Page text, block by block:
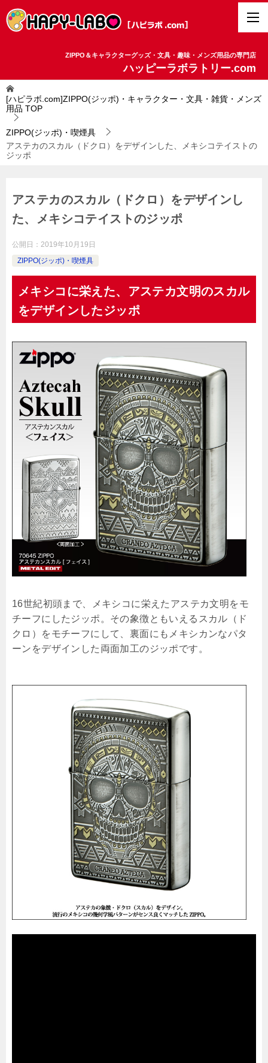
ZIPPO＆キャラクターグッズ・文具・趣味・メンズ用品の専門店
ハッピーラボラトリー.com
[ハピラボ.com]ZIPPO(ジッポ)・キャラクター・文具・雑貨・メンズ
用品 TOP
ZIPPO(ジッポ)・喫煙具
アステカのスカル（ドクロ）をデザインした、メキシコテイストの
ジッポ
アステカのスカル（ドクロ）をデザインし
た、メキシコテイストのジッポ
公開日： 2019年10月19日
ZIPPO(ジッポ)・喫煙具
メキシコに栄えた、アステカ文明のスカル
をデザインしたジッポ
16世紀初頭まで、メキシコに栄えたアステカ文明をモ
チーフにしたジッポ。その象徴ともいえるスカル（ド
クロ）をモチーフにして、裏面にもメキシカンなパタ
ーンをデザインした両面加工のジッポです。